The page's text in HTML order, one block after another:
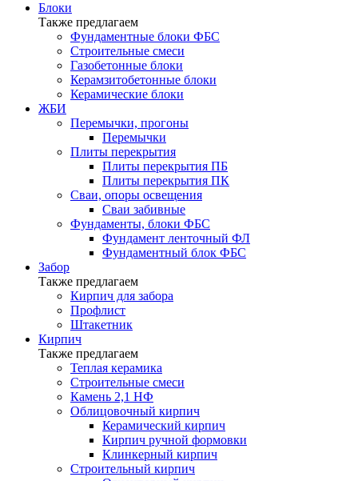
Блоки
Также предлагаем
Фундаментные блоки ФБС
Строительные смеси
Газобетонные блоки
Керамзитобетонные блоки
Керамические блоки
ЖБИ
Перемычки, прогоны
Перемычки
Плиты перекрытия
Плиты перекрытия ПБ
Плиты перекрытия ПК
Сваи, опоры освещения
Сваи забивные
Фундаменты, блоки ФБС
Фундамент ленточный ФЛ
Фундаментный блок ФБС
Забор
Также предлагаем
Кирпич для забора
Профлист
Штакетник
Кирпич
Также предлагаем
Теплая керамика
Строительные смеси
Камень 2,1 НФ
Облицовочный кирпич
Керамический кирпич
Кирпич ручной формовки
Клинкерный кирпич
Строительный кирпич